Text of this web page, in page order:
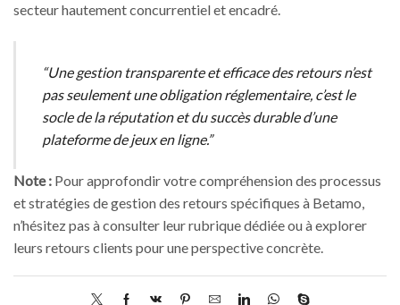
secteur hautement concurrentiel et encadré.
“Une gestion transparente et efficace des retours n’est
pas seulement une obligation réglementaire, c’est le
socle de la réputation et du succès durable d’une
plateforme de jeux en ligne.”
Note : Pour approfondir votre compréhension des processus
et stratégies de gestion des retours spécifiques à Betamo,
n’hésitez pas à consulter leur rubrique dédiée ou à explorer
leurs retours clients pour une perspective concrète.